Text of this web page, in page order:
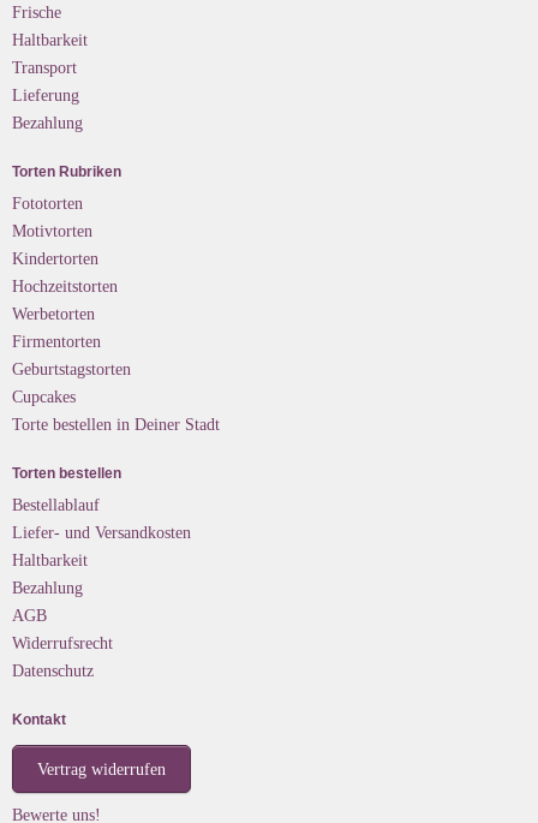
Frische
Haltbarkeit
Transport
Lieferung
Bezahlung
Torten Rubriken
Fototorten
Motivtorten
Kindertorten
Hochzeitstorten
Werbetorten
Firmentorten
Geburtstagstorten
Cupcakes
Torte bestellen in Deiner Stadt
Torten bestellen
Bestellablauf
Liefer- und Versandkosten
Haltbarkeit
Bezahlung
AGB
Widerrufsrecht
Datenschutz
Kontakt
Vertrag widerrufen
Bewerte uns!